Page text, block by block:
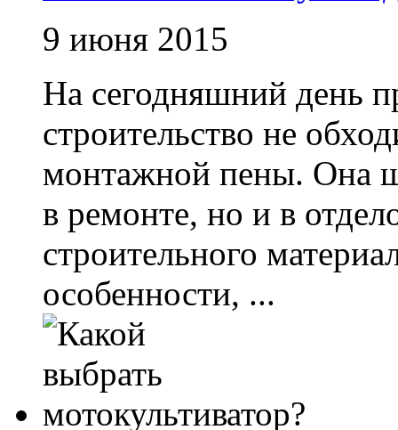
9 июня 2015
На сегодняшний день
строительство не
монтажной пены. Она
в ремонте, но и в
строительного
особенности, ...